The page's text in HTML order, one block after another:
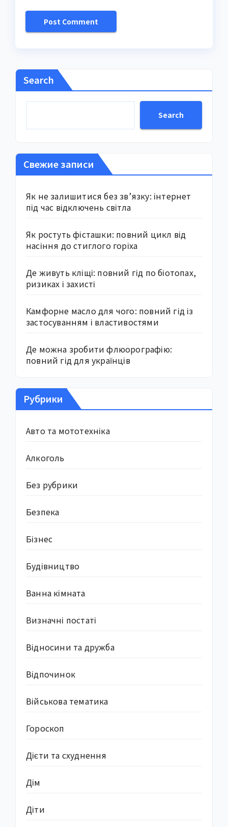
Search
Search
Свежие записи
Як не залишитися без зв’язку: інтернет
під час відключень світла
Як ростуть фісташки: повний цикл від
насіння до стиглого горіха
Де живуть кліщі: повний гід по біотопах,
ризиках і захисті
Камфорне масло для чого: повний гід із
застосуванням і властивостями
Де можна зробити флюорографію:
повний гід для українців
Рубрики
Авто та мототехніка
Алкоголь
Без рубрики
Безпека
Бізнес
Будівництво
Ванна кімната
Визначні постаті
Відносини та дружба
Відпочинок
Військова тематика
Гороскоп
Дієти та схуднення
Дім
Діти